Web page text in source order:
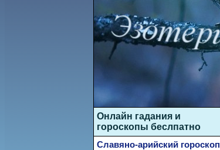
Онлайн гадания и
гороскопы беслпатно
Славяно-арийский гороскоп